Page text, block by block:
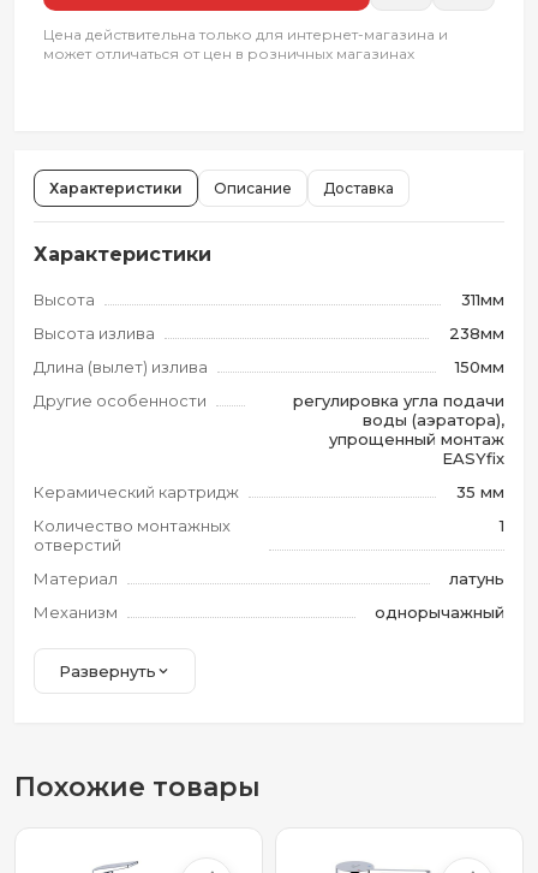
Цена действительна только для интернет-магазина и
может отличаться от цен в розничных магазинах
Характеристики Описание Доставка
Характеристики
Высота
311мм
Высота излива
238мм
Длина (вылет) излива
150мм
Другие особенности
регулировка угла подачи
воды (аэратора),
упрощенный монтаж
EASYfix
Керамический картридж
35 мм
Количество монтажных
отверстий
1
Материал
латунь
Механизм
однорычажный
Развернуть
Похожие товары